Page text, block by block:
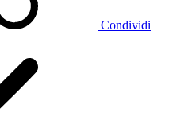
Condividi